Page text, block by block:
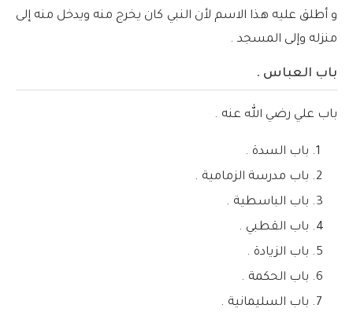
و أطلق عليه هذا الاسم لأن النبي كان يخرج منه ويدخل منه إلى
منزله وإلى المسجد .
باب العباس .
باب علي رضي الله عنه .
باب السدة .
باب مدرسة الزمامية .
باب الباسطية .
باب القطبي .
باب الزيادة .
باب الحكمة .
باب السليمانية .